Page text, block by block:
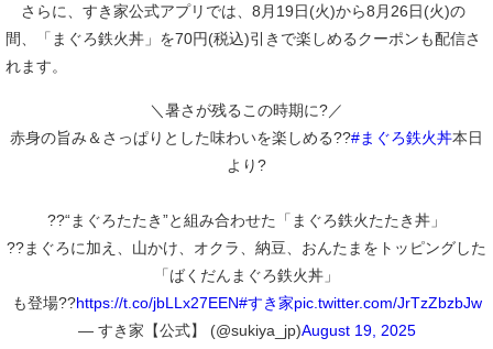
さらに、すき家公式アプリでは、8月19日(火)から8月26日(火)の
間、「まぐろ鉄火丼」を70円(税込)引きで楽しめるクーポンも配信さ
れます。
＼暑さが残るこの時期に?／
赤身の旨み＆さっぱりとした味わいを楽しめる??#まぐろ鉄火丼本日
より?
??“まぐろたたき”と組み合わせた「まぐろ鉄火たたき丼」
??まぐろに加え、山かけ、オクラ、納豆、おんたまをトッピングした
「ばくだんまぐろ鉄火丼」
も登場??https://t.co/jbLLx27EEN#すき家pic.twitter.com/JrTzZbzbJw
— すき家【公式】 (@sukiya_jp)August 19, 2025